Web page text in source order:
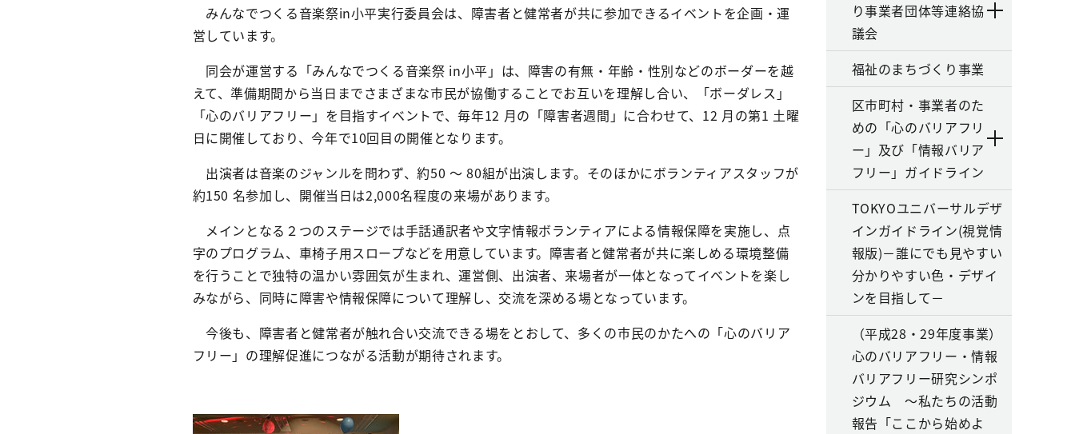
みんなでつくる音楽祭in小平実行委員会は、障害者と健常者が共に参加できるイベントを企画・運
営しています。
同会が運営する「みんなでつくる音楽祭 in小平」は、障害の有無・年齢・性別などのボーダーを越
えて、準備期間から当日までさまざまな市民が協働することでお互いを理解し合い、「ボーダレス」
「心のバリアフリー」を目指すイベントで、毎年12 月の「障害者週間」に合わせて、12 月の第1 土曜
日に開催しており、今年で10回目の開催となります。
出演者は音楽のジャンルを問わず、約50 ～ 80組が出演します。そのほかにボランティアスタッフが
約150 名参加し、開催当日は2,000名程度の来場があります。
メインとなる２つのステージでは手話通訳者や文字情報ボランティアによる情報保障を実施し、点
字のプログラム、車椅子用スロープなどを用意しています。障害者と健常者が共に楽しめる環境整備
を行うことで独特の温かい雰囲気が生まれ、運営側、出演者、来場者が一体となってイベントを楽し
みながら、同時に障害や情報保障について理解し、交流を深める場となっています。
今後も、障害者と健常者が触れ合い交流できる場をとおして、多くの市民のかたへの「心のバリア
フリー」の理解促進につながる活動が期待されます。
り事業者団体等連絡協
議会
福祉のまちづくり事業
区市町村・事業者のた
めの「心のバリアフリ
ー」及び「情報バリア
フリー」ガイドライン
TOKYOユニバーサルデザ
インガイドライン(視覚情
報版)－誰にでも見やすい
分かりやすい色・デザイ
ンを目指して－
（平成28・29年度事業）
心のバリアフリー・情報
バリアフリー研究シンポ
ジウム ～私たちの活動
報告「ここから始めよ